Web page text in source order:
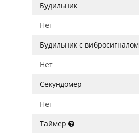
Будильник
Нет
Будильник с вибросигналом
Нет
Секундомер
Нет
Таймер